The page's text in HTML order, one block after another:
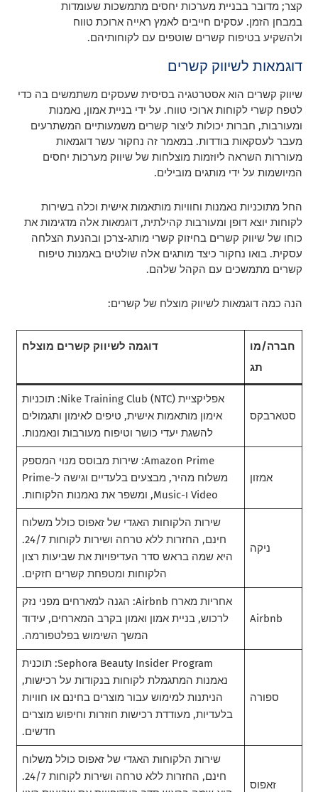
קצר; מדובר בבניית מערכות יחסים מתמשכות שעומדות
במבחן הזמן. עסקים חייבים לאמץ ראייה ארוכת טווח
ולהשקיע בטיפוח קשרים שוטפים עם לקוחותיהם.
דוגמאות לשיווק קשרים
שיווק קשרים הוא אסטרטגיה בסיסית שעסקים משתמשים בה כדי
לטפח קשרי לקוחות ארוכי טווח. על ידי בניית אמון, נאמנות
ומעורבות, חברות יכולות ליצור קשרים משמעותיים המשתרעים
מעבר לעסקאות בודדות. במאמר זה נחקור עשר דוגמאות
מעוררות השראה ליוזמות מוצלחות של שיווק מערכות יחסים
המיושמות על ידי מותגים מובילים.
החל מתוכניות נאמנות וחוויות מותאמות אישית וכלה בשירות
לקוחות יוצא דופן ומעורבות קהילתית, דוגמאות אלה מדגימות את
כוחו של שיווק קשרים בחיזוק קשרי מותג-צרכן ובהנעת הצלחה
עסקית. בואו נחקור כיצד מותגים אלה שולטים באמנות טיפוח
קשרים מתמשכים עם הקהל שלהם.
הנה כמה דוגמאות לשיווק מוצלח של קשרים:
חברה/מו
תג
דוגמה לשיווק קשרים מוצלח
סטארבקס
אפליקציית Nike Training Club (NTC): תוכניות
אימון מותאמות אישית, טיפים לאימון ותגמולים
להשגת יעדי כושר וטיפוח מעורבות ונאמנות.
אמזון
Amazon Prime: שירות מבוסס מנוי המספק
משלוח מהיר, מבצעים בלעדיים וגישה ל-Prime
Video ו-Music, ומשפר את נאמנות הלקוחות.
ניקה
שירות הלקוחות האגדי של זאפוס כולל משלוח
חינם, החזרות ללא טרחה ושירות לקוחות 24/7.
היא שמה בראש סדר העדיפויות את שביעות רצון
הלקוחות ומטפחת קשרים חזקים.
Airbnb
אחריות מארח Airbnb: הגנה למארחים מפני נזק
לרכוש, בניית אמון ואמון בקרב המארחים, עידוד
המשך השימוש בפלטפורמה.
ספורה
Sephora Beauty Insider Program: תוכנית
נאמנות המתגמלת לקוחות בנקודות על רכישות,
הניתנות למימוש עבור מוצרים בחינם או חוויות
בלעדיות, מעודדת רכישות חוזרות וחיפוש מוצרים
חדשים.
זאפוס
שירות הלקוחות האגדי של זאפוס כולל משלוח
חינם, החזרות ללא טרחה ושירות לקוחות 24/7.